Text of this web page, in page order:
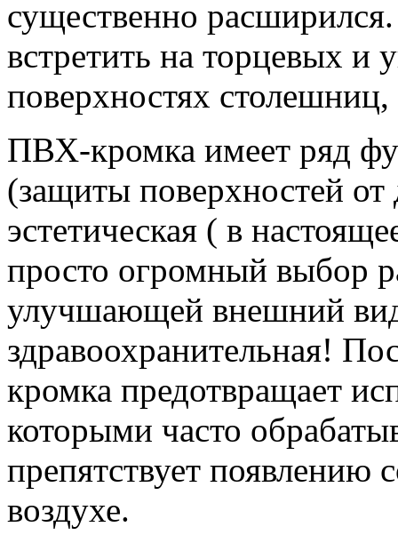
существенно
встретить на торцевых и
поверхностях
ПВХ-кромка имеет ряд
(защиты поверхностей
эстетическая ( в
просто огромный выбор
улучшающей внешний
здравоохранительная!
кромка предотвращает
которыми часто
препятствует появлению
воздухе.